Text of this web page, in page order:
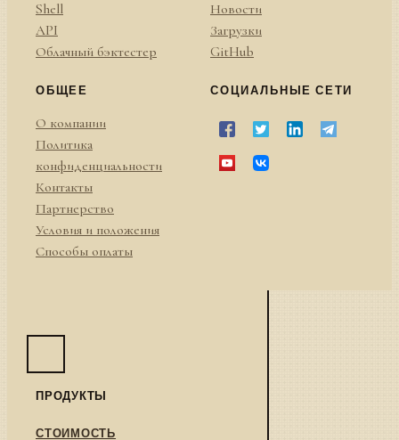
Shell
API
Облачный бэктестер
Новости
Загрузки
GitHub
ОБЩЕЕ
О компании
Политика
конфиденциальности
Контакты
Партнерство
Условия и положения
Способы оплаты
СОЦИАЛЬНЫЕ СЕТИ
ПРОДУКТЫ
СТОИМОСТЬ